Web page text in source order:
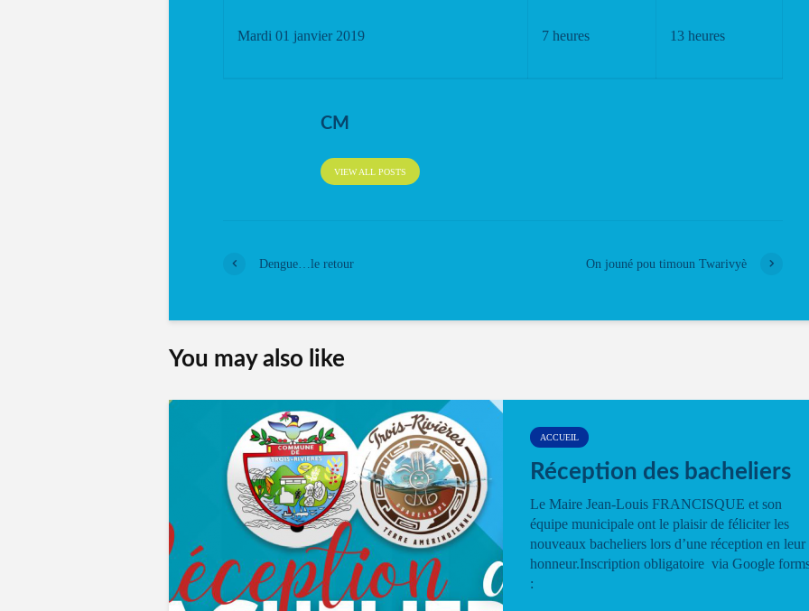
Mardi 01 janvier 2019 7 heures 13 heures
CM
VIEW ALL POSTS
Dengue…le retour On jouné pou timoun Twarivyè
You may also like
ACCUEIL
Réception des bacheliers
Le Maire Jean-Louis FRANCISQUE et son
équipe municipale ont le plaisir de féliciter les
nouveaux bacheliers lors d’une réception en leur
honneur.Inscription obligatoire via Google
: